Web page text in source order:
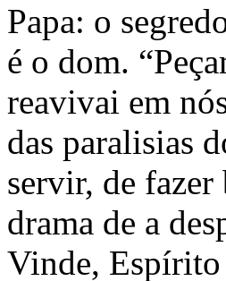
Papa: o
é o dom.
reavivai em
das paralisias
servir, de fazer
drama de a
Vinde, Espírito